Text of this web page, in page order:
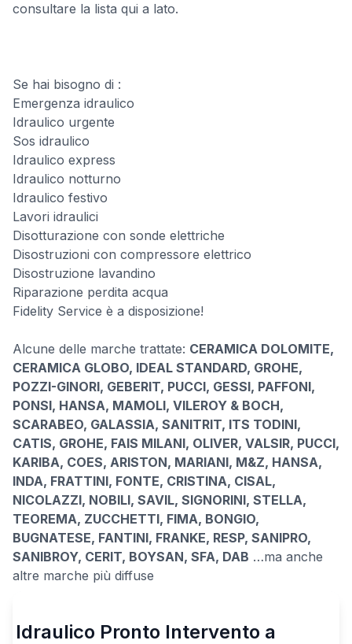
consultare la lista qui a lato.
Se hai bisogno di :
Emergenza idraulico
Idraulico urgente
Sos idraulico
Idraulico express
Idraulico notturno
Idraulico festivo
Lavori idraulici
Disotturazione con sonde elettriche
Disostruzioni con compressore elettrico
Disostruzione lavandino
Riparazione perdita acqua
Fidelity Service è a disposizione!
Alcune delle marche trattate: CERAMICA DOLOMITE,
CERAMICA GLOBO, IDEAL STANDARD, GROHE,
POZZI-GINORI, GEBERIT, PUCCI, GESSI, PAFFONI,
PONSI, HANSA, MAMOLI, VILEROY & BOCH,
SCARABEO, GALASSIA, SANITRIT, ITS TODINI,
CATIS, GROHE, FAIS MILANI, OLIVER, VALSIR, PUCCI,
KARIBA, COES, ARISTON, MARIANI, M&Z, HANSA,
INDA, FRATTINI, FONTE, CRISTINA, CISAL,
NICOLAZZI, NOBILI, SAVIL, SIGNORINI, STELLA,
TEOREMA, ZUCCHETTI, FIMA, BONGIO,
BUGNATESE, FANTINI, FRANKE, RESP, SANIPRO,
SANIBROY, CERIT, BOYSAN, SFA, DAB …ma anche
altre marche più diffuse
Idraulico Pronto Intervento a